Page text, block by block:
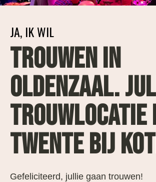
JA, IK WIL
TROUWEN IN
OLDENZAAL.
TROUWLOCATIE
TWENTE BIJ
Gefeliciteerd, jullie gaan trouwen!